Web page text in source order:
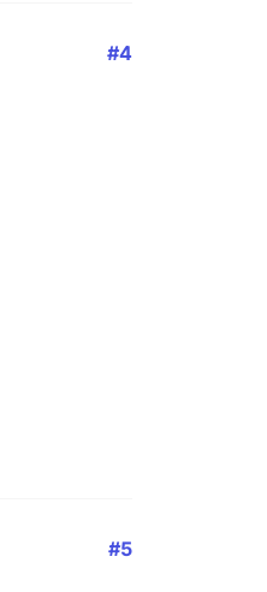
#4
#5